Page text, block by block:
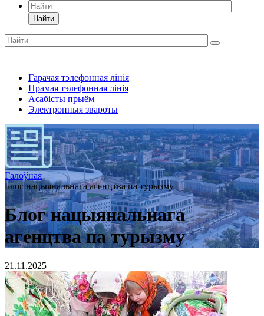
Найти
Гарачая тэлефонная лінія
Прамая тэлефонная лінія
Асабісты прыём
Электронныя звароты
Галоўная
Блог нацыянальнага агенцтва па турызму
Блог нацыянальнага
агенцтва па турызму
21.11.2025